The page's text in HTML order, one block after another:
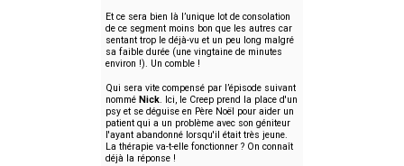
Et ce sera bien là l’unique lot de consolation
de ce segment moins bon que les autres car
sentant trop le déjà-vu et un peu long malgré
sa faible durée (une vingtaine de minutes
environ !). Un comble !
Qui sera vite compensé par l’épisode suivant
nommé Nick. Ici, le Creep prend la place d'un
psy et se déguise en Père Noël pour aider un
patient qui a un problème avec son géniteur
l'ayant abandonné lorsqu'il était très jeune.
La thérapie va-t-elle fonctionner ? On connaît
déjà la réponse !